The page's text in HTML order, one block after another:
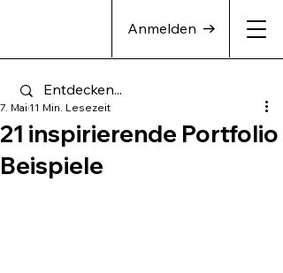
Anmelden
21 inspirierende Portfolio
Beispiele
7. Mai 11 Min. Lesezeit